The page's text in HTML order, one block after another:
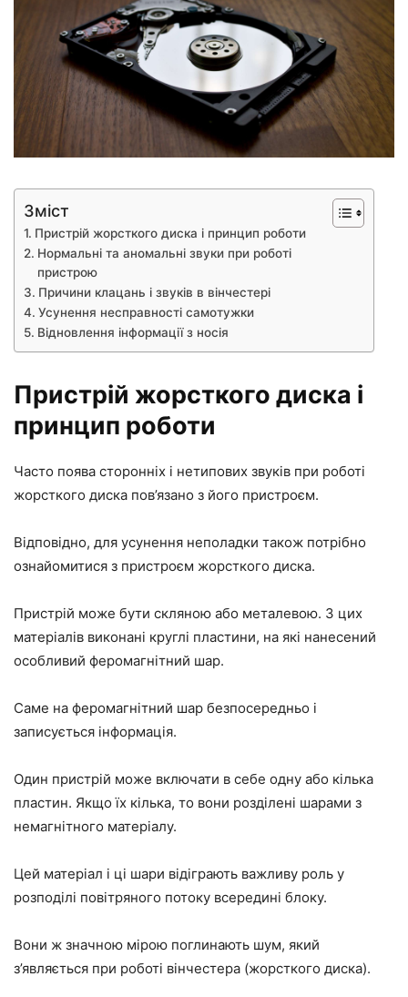
Зміст
Пристрій жорсткого диска і принцип роботи
Нормальні та аномальні звуки при роботі
пристрою
Причини клацань і звуків в вінчестері
Усунення несправності самотужки
Відновлення інформації з носія
Пристрій жорсткого диска і
принцип роботи
Часто поява сторонніх і нетипових звуків при роботі
жорсткого диска пов’язано з його пристроєм.
Відповідно, для усунення неполадки також потрібно
ознайомитися з пристроєм жорсткого диска.
Пристрій може бути скляною або металевою. З цих
матеріалів виконані круглі пластини, на які нанесений
особливий феромагнітний шар.
Саме на феромагнітний шар безпосередньо і
записується інформація.
Один пристрій може включати в себе одну або кілька
пластин. Якщо їх кілька, то вони розділені шарами з
немагнітного матеріалу.
Цей матеріал і ці шари відіграють важливу роль у
розподілі повітряного потоку всередині блоку.
Вони ж значною мірою поглинають шум, який
з’являється при роботі вінчестера (жорсткого диска).